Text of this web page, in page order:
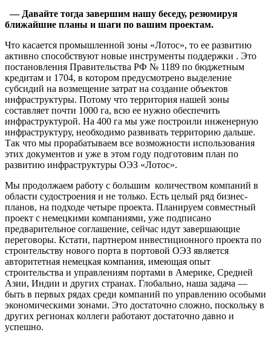
— Давайте тогда завершим нашу беседу, резюмируя
ближайшие планы и шаги по вашим проектам.
Что касается промышленной зоны «Лотос», то ее развитию
активно способствуют новые инструменты поддержки . Это
постановления Правительства РФ № 1189 по бюджетным
кредитам и 1704, в котором предусмотрено выделение
субсидий на возмещение затрат на создание объектов
инфраструктуры. Потому что территория нашей зоны
составляет почти 1000 га, всю ее нужно обеспечить
инфраструктурой. На 400 га мы уже построили инженерную
инфраструктуру, необходимо развивать территорию дальше.
Так что мы прорабатываем все возможности использования
этих документов и уже в этом году подготовим план по
развитию инфраструктуры ОЭЗ «Лотос».
Мы продолжаем работу с большим количеством компаний в
области судостроения и не только. Есть целый ряд бизнес-
планов, на подходе четыре проекта. Планируем совместный
проект с немецкими компаниями, уже подписано
предварительное соглашение, сейчас идут завершающие
переговоры. Кстати, партнером инвестиционного проекта по
строительству нового порта в портовой ОЭЗ является
авторитетная немецкая компания, имеющая опыт
строительства и управлениям портами в Америке, Средней
Азии, Индии и других странах. Глобально, наша задача —
быть в первых рядах среди компаний по управлению особыми
экономическими зонами. Это достаточно сложно, поскольку в
других регионах коллеги работают достаточно давно и
успешно.